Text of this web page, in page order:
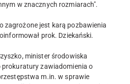
w znacznych rozmiarach".
zagrożone jest karą pozbawienia
prok. Dziekański.
minister środowiska
prokuratury zawiadomienia o
m.in. w sprawie